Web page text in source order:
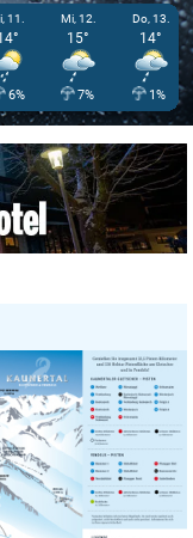
11.
6%
Mi, 12.
15°
7%
Do, 13.
14°
1%